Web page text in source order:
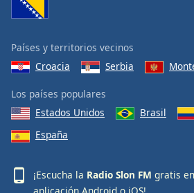
Países y territorios vecinos
Croacia
Serbia
Los países populares
Estados Unidos
Brasil
España
¡Escucha la Radio Slon FM gratis
aplicación Android o iOS!